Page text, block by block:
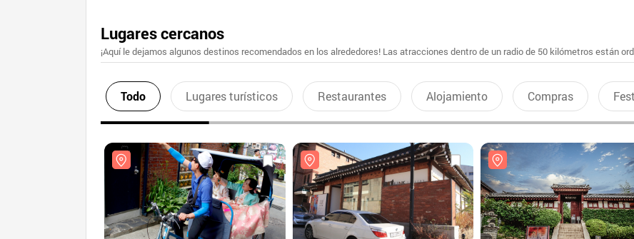
Lugares cercanos
¡Aquí le dejamos algunos destinos recomendados en los alrededores! Las atracciones dentro de un radio de 50 kilómetros están
Todo Lugares turísticos Restaurantes Alojamiento Compras